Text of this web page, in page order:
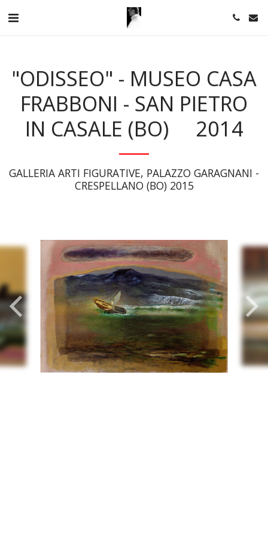
"ODISSEO" - MUSEO CASA
FRABBONI - SAN PIETRO
IN CASALE (BO) 2014
GALLERIA ARTI FIGURATIVE, PALAZZO GARAGNANI -
CRESPELLANO (BO) 2015